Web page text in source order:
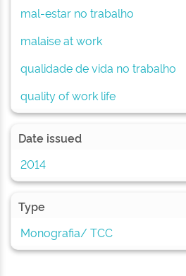
mal-estar no trabalho
malaise at work
qualidade de vida no trabalho
quality of work life
Date issued
2014
Type
Monografia/ TCC